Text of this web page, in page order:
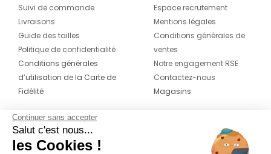
Suivi de commande
Livraisons
Guide des tailles
Politique de confidentialité
Conditions générales
d’utilisation de la Carte de
Fidélité
Espace recrutement
Mentions légales
Conditions générales de
ventes
Notre engagement RSE
Contactez-nous
Magasins
CONTACT
04 42 20 78 42
Continuer sans accepter
Salut c'est nous...
les Cookies !